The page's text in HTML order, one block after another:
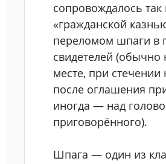
сопровождалось
«гражданской
переломом шпаги в
свидетелей (обычно
месте, при стечении
после оглашения
иногда — над
приговорённого).
Шпага — один из